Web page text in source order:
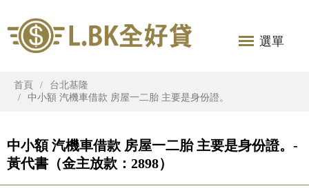
選單
首頁
台北基隆
中小額 汽機車借款 房屋一二胎 主要是身份證。
中小額 汽機車借款 房屋一二胎 主要是身份證。-
黃代書（金主放款：2898）